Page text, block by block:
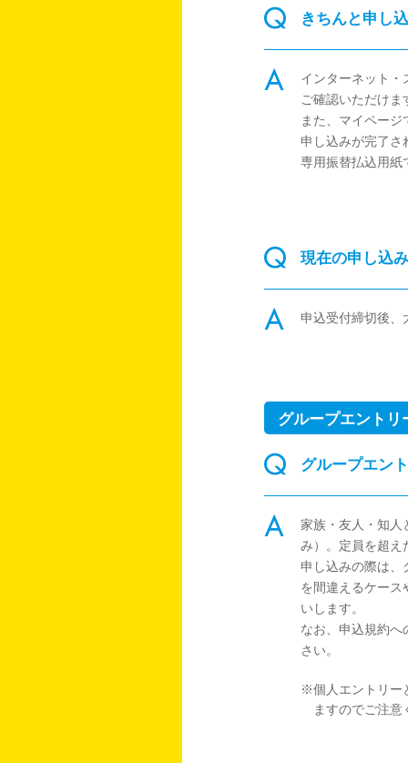
きちんと申し
インターネット・
ご確認いただけま
また、マイペー
申し込みが完了さ
専用振替払込用紙
現在の申し込
申込受付締切後、
グループエントリ
グループエン
家族・友人・知人
み）。定員を超え
申し込みの際は、
を間違えるケース
いします。
なお、申込規約へ
さい。
※個人エントリー
ますのでご注意